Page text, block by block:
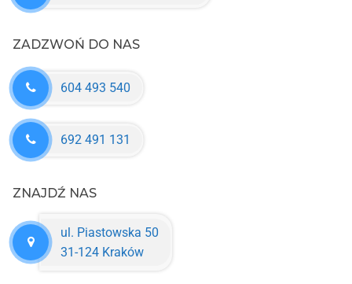
ZADZWOŃ DO NAS
604 493 540
692 491 131
ZNAJDŹ NAS
ul. Piastowska 50
31-124 Kraków